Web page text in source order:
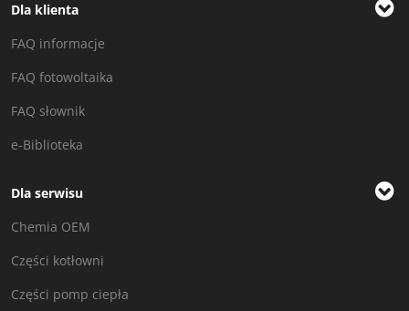
Dla klienta
FAQ informacje
FAQ fotowoltaika
FAQ słownik
e-Biblioteka
Dla serwisu
Chemia OEM
Części kotłowni
Części pomp ciepła